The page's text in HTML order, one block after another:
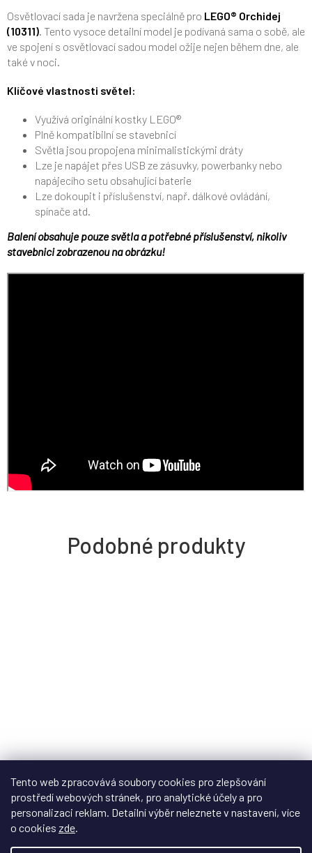
Tento web zpracovává soubory cookies pro zlepšování
prostředí webových stránek, pro analytické účely a pro
personalizaci reklam. Detailní výběr neleznete v nastavení, více
o cookies zde.
Osvětlovací sada je navržena speciálně pro LEGO® Orchidej
(10311). Tento vysoce detailní model je podívaná sama o sobě, ale
ve spojení s osvětlovací sadou model ožije nejen během dne, ale
také v noci.
Klíčové vlastnosti světel:
Využívá originální kostky LEGO®
Plně kompatibilní se stavebnicí
Světla jsou propojena minimalistickými dráty
Lze je napájet přes USB ze zásuvky, powerbanky nebo
napájecího setu obsahující baterie
Lze dokoupit i příslušenství, např. dálkové ovládání,
spínače atd.
Balení obsahuje pouze světla a potřebné příslušenství, nikoliv
stavebnici zobrazenou na obrázku!
Osvětlení BX pro LEGO® Orchidej (10311)